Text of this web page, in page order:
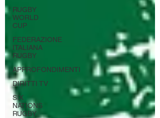
RUGBY
WORLD
CUP
FEDERAZIONE
ITALIANA
RUGBY
APPROFONDIMENTI
DIRITTI TV
SIX
NATIONS
RUGBY